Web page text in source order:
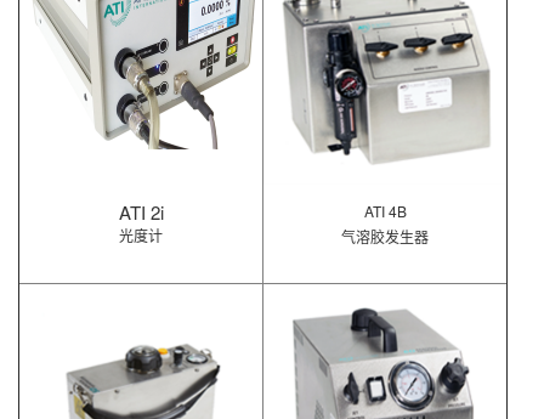
ATI 2i
光度计
ATI 4B
气溶胶发生器